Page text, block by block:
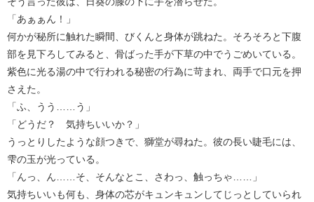
「あぁぁん！」
何かが秘所に触れた瞬間、びくんと身体が跳ねた。そろそろと下腹
部を見下ろしてみると、骨ばった手が下草の中でうごめいている。
紫色に光る湯の中で行われる秘密の行為に苛まれ、両手で口元を押
さえた。
「ふ、うう……う」
「どうだ？ 気持ちいいか？」
うっとりしたような顔つきで、獅堂が尋ねた。彼の長い睫毛には、
雫の玉が光っている。
「んっ、ん……そ、そんなとこ、さわっ、触っちゃ……」
気持ちいいも何も、身体の芯がキュンキュンしてじっとしていられ